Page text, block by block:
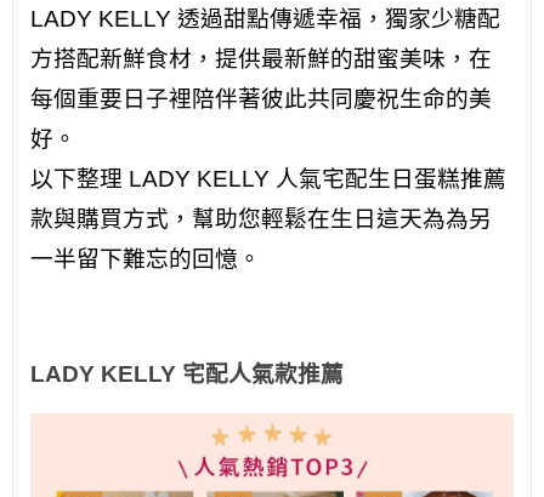
LADY KELLY 透過甜點傳遞幸福，獨家少糖配
方搭配新鮮食材，提供最新鮮的甜蜜美味，在
每個重要日子裡陪伴著彼此共同慶祝生命的美
好。
以下整理 LADY KELLY 人氣宅配生日蛋糕推薦
款與購買方式，幫助您輕鬆在生日這天為為另
一半留下難忘的回憶。
LADY KELLY 宅配人氣款推薦